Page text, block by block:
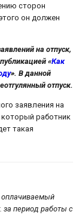
сторон
он должен
на отпуск,
«Как
». В данной
отпуск.
заявления на
работник
такая
оплачиваемый
за период работы с